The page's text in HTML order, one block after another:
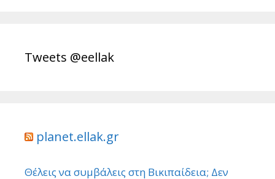
Tweets @eellak
planet.ellak.gr
Θέλεις να συμβάλεις στη Βικιπαίδεια; Δεν